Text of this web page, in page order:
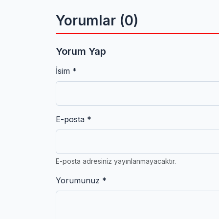
Yorumlar (0)
Yorum Yap
İsim *
E-posta *
E-posta adresiniz yayınlanmayacaktır.
Yorumunuz *